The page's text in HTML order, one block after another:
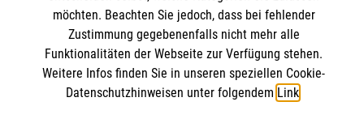
Malteser Diözese Magdeburg
Malteser Jugend Magdeburg
Malteserorden
Malteser Jugend
Spendenkonto
Empfänger: Malteser Hilfsdienst e.V.
möchten. Beachten Sie jedoch, dass bei fehlender
Zustimmung gegebenenfalls nicht mehr alle
Funktionalitäten der Webseite zur Verfügung stehen.
Weitere Infos finden Sie in unseren speziellen Cookie-
Datenschutzhinweisen unter folgendem Link.